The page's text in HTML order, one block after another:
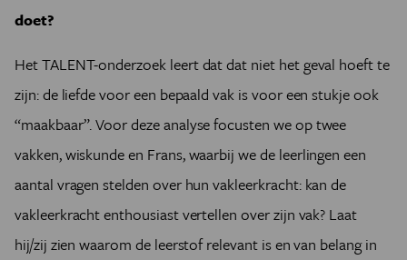
doet?
Het TALENT-onderzoek leert dat dat niet het geval hoeft te
zijn: de liefde voor een bepaald vak is voor een stukje ook
“maakbaar”. Voor deze analyse focusten we op twee
vakken, wiskunde en Frans, waarbij we de leerlingen een
aantal vragen stelden over hun vakleerkracht: kan de
vakleerkracht enthousiast vertellen over zijn vak? Laat
hij/zij zien waarom de leerstof relevant is en van belang in